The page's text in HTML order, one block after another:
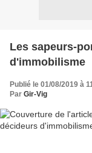
Les sapeurs-
d'immobilisme
Publié le 01/08/2019 à
Par Gir-Vig